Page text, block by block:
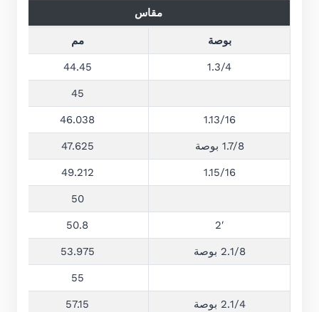
مقاس
بوصة مم
1.3/4
44.45
45
1.13/16
46.038
1.7/8 بوصة 47.625
1.15/16
49.212
50
2′
50.8
2.1/8 بوصة 53.975
55
2.1/4 بوصة 57.15